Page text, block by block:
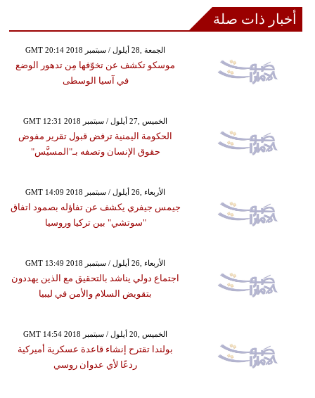
أخبار ذات صلة
GMT 20:14 2018 الجمعة ,28 أيلول / سبتمبر
موسكو تكشف عن تخوّفها مِن تدهور الوضع
في آسيا الوسطى
GMT 12:31 2018 الخميس ,27 أيلول / سبتمبر
الحكومة اليمنية ترفض قبول تقرير مفوض
حقوق الإنسان وتصفه بـ"المسيَّس"
GMT 14:09 2018 الأربعاء ,26 أيلول / سبتمبر
جيمس جيفري يكشف عن تفاؤله بصمود اتفاق
"سوتشي" بين تركيا وروسيا
GMT 13:49 2018 الأربعاء ,26 أيلول / سبتمبر
اجتماع دولي يناشد بالتحقيق مع الذين يهددون
بتقويض السلام والأمن في ليبيا
GMT 14:54 2018 الخميس ,20 أيلول / سبتمبر
بولندا تقترح إنشاء قاعدة عسكرية أميركية
ردعًا لأي عدوان روسي